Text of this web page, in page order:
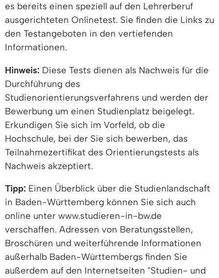
es bereits einen speziell auf den Lehrerberuf
ausgerichteten Onlinetest. Sie finden die Links zu
den Testangeboten in den vertiefenden
Informationen.
Hinweis: Diese Tests dienen als Nachweis für die
Durchführung des
Studienorientierungsverfahrens und werden der
Bewerbung um einen Studienplatz beigelegt.
Erkundigen Sie sich im Vorfeld, ob die
Hochschule, bei der Sie sich bewerben, das
Teilnahmezertifikat des Orientierungstests als
Nachweis akzeptiert.
Tipp: Einen Überblick über die Studienlandschaft
in Baden-Württemberg können Sie sich auch
online unter www.studieren-in-bw.de
verschaffen. Adressen von Beratungsstellen,
Broschüren und weiterführende Informationen
außerhalb Baden-Württembergs finden Sie
außerdem auf den Internetseiten "Studien- und